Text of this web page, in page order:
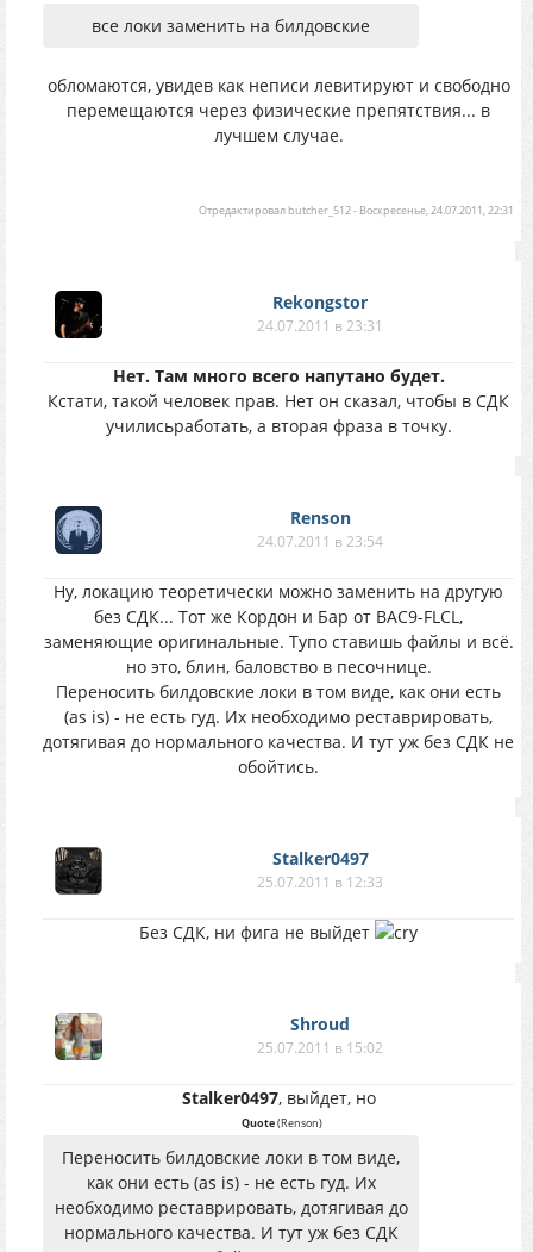
все локи заменить на билдовские
обломаются, увидев как неписи левитируют и свободно
перемещаются через физические препятствия... в
лучшем случае.
Отредактировал butcher_512- Воскресенье, 24.07.2011, 22:31
Rekongstor
24.07.2011 в 23:31
Нет. Там много всего напутано будет.
Кстати, такой человек прав. Нет он сказал, чтобы в СДК
училисьработать, а вторая фраза в точку.
Renson
24.07.2011 в 23:54
Ну, локацию теоретически можно заменить на другую
без СДК... Тот же Кордон и Бар от BAC9-FLCL,
заменяющие оригинальные. Тупо ставишь файлы и всё.
но это, блин, баловство в песочнице.
Переносить билдовские локи в том виде, как они есть
(as is) - не есть гуд. Их необходимо реставрировать,
дотягивая до нормального качества. И тут уж без СДК не
обойтись.
Stalker0497
25.07.2011 в 12:33
Без СДК, ни фига не выйдет
Shroud
25.07.2011 в 15:02
Stalker0497, выйдет, но
Quote(Renson)
Переносить билдовские локи в том виде,
как они есть (as is) - не есть гуд. Их
необходимо реставрировать, дотягивая до
нормального качества. И тут уж без СДК